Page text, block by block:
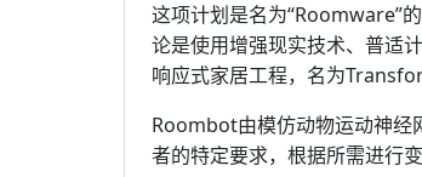
这项计划是名为“Roomware”
论是使用增强现实技术、普适
响应式家居工程，名为
Roombot由模仿动物运动神经
者的特定要求，根据所需进行